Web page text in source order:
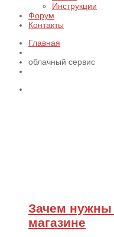
Инструкции
Форум
Контакты
Главная
облачный сервис
Зачем
магазине